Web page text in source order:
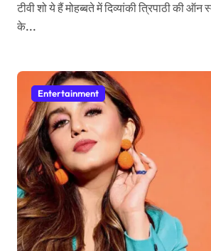
टीवी शो ये हैं मोहब्बते में दिव्यांकी त्रिपाठी की ऑन स्क्रीन बेटी बन रूही
के...
Entertainment